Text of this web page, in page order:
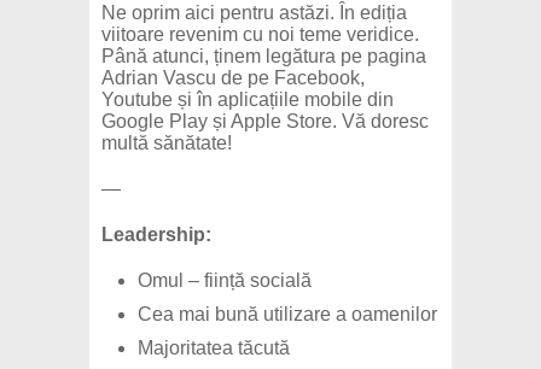
Ne oprim aici pentru astăzi. În ediția
viitoare revenim cu noi teme veridice.
Până atunci, ținem legătura pe pagina
Adrian Vascu de pe Facebook,
Youtube și în aplicațiile mobile din
Google Play și Apple Store. Vă doresc
multă sănătate!
—
Leadership:
Omul – ființă socială
Cea mai bună utilizare a oamenilor
Majoritatea tăcută